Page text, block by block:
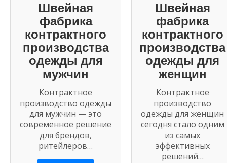
Швейная
фабрика
контрактного
производства
одежды для
мужчин
Контрактное
производство одежды
для мужчин — это
современное решение
для брендов,
ритейлеров…
Швейная
фабрика
контрактного
производства
одежды для
женщин
Контрактное
производство
одежды для женщин
сегодня стало одним
из самых
эффективных
решений…